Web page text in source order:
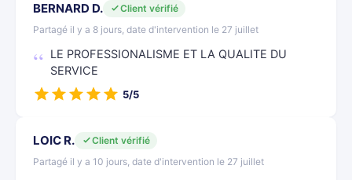
BERNARD D.
Client vérifié
Partagé il y a 8 jours, date d'intervention le 27 juillet
LE PROFESSIONALISME ET LA QUALITE DU
SERVICE
5/5
LOIC R.
Client vérifié
Partagé il y a 10 jours, date d'intervention le 27 juillet